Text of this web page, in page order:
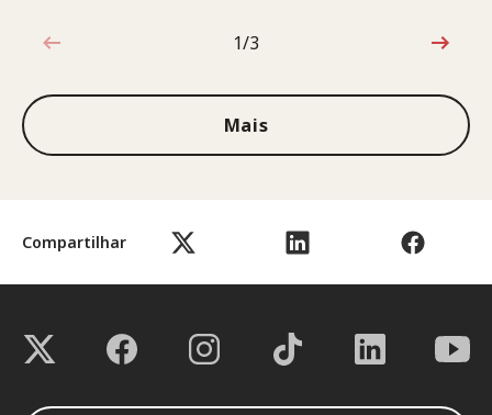
Compartilhar
1 de 3
1/3
Mais